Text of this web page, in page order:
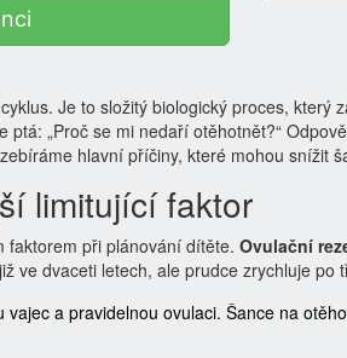
Je to složitý biologický proces, který
„Proč se mi nedaří otěhotnět?“
hlavní příčiny, které mohou snížit
limitující faktor
faktorem při plánování dítěte. Ovulační
ve dvaceti letech, ale prudce zrychluje po
vajec a pravidelnou ovulaci. Šance na